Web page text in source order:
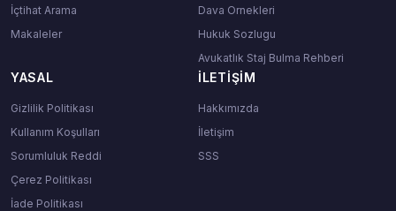
İçtihat Arama
Makaleler
Dava Ornekleri
Hukuk Sozlugu
Avukatlık Staj Bulma Rehberi
YASAL
Gizlilik Politikası
Kullanım Koşulları
Sorumluluk Reddi
Çerez Politikası
İade Politikası
İLETIŞIM
Hakkımızda
İletişim
SSS